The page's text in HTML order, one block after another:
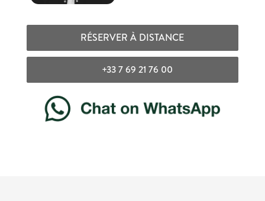
RÉSERVER À DISTANCE
+33 7 69 21 76 00